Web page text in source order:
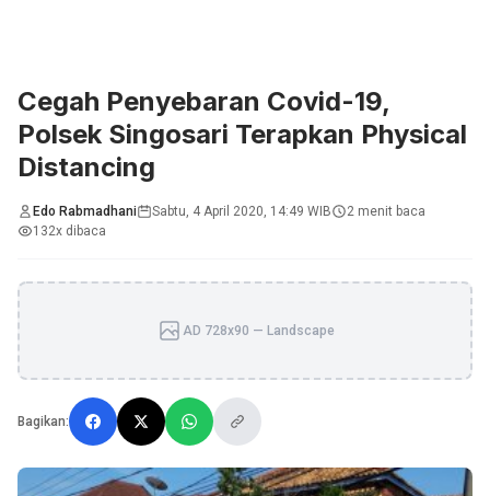
Cegah Penyebaran Covid-19,
Polsek Singosari Terapkan Physical
Distancing
Edo Rabmadhani Sabtu, 4 April 2020, 14:49 WIB
2 menit baca
132x dibaca
AD 728x90 — Landscape
Bagikan: